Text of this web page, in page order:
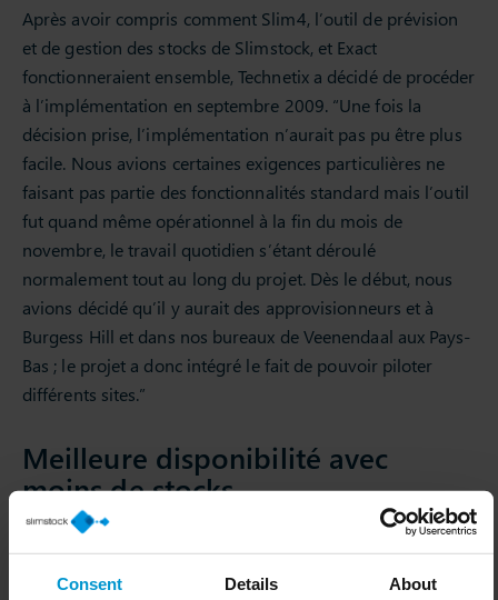
Consent Details About
Après avoir compris comment Slim4, l’outil de prévision
et de gestion des stocks de Slimstock, et Exact
fonctionneraient ensemble, Technetix a décidé de procéder
à l’implémentation en septembre 2009. “Une fois la
décision prise, l’implémentation n’aurait pas pu être plus
facile. Nous avions certaines exigences particulières ne
faisant pas partie des fonctionnalités standard mais l’outil
fut quand même opérationnel à la fin du mois de
novembre, le travail quotidien s’étant déroulé
normalement tout au long du projet. Dès le début, nous
avions décidé qu’il y aurait des approvisionneurs et à
Burgess Hill et dans nos bureaux de Veenendaal aux Pays-
Bas ; le projet a donc intégré le fait de pouvoir piloter
différents sites.”
Meilleure disponibilité avec
moins de stocks
Bien que la réduction de la charge de travail de son équipe
ait été un point-clé pour Katy, Slim4 devait aussi apporter
des avantages plus tangibles à Technetix dans son